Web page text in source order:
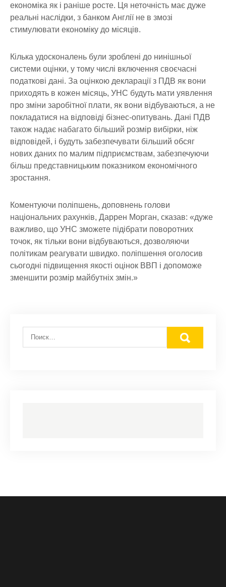
економіка як і раніше росте. Ця неточність має дуже
реальні наслідки, з банком Англії не в змозі
стимулювати економіку до місяців.
Кілька удосконалень були зроблені до нинішньої
системи оцінки, у тому числі включення своєчасні
податкові дані. За оцінкою декларації з ПДВ як вони
приходять в кожен місяць, УНС будуть мати уявлення
про зміни заробітної плати, як вони відбуваються, а не
покладатися на відповіді бізнес-опитувань. Дані ПДВ
також надає набагато більший розмір вибірки, ніж
відповідей, і будуть забезпечувати більший обсяг
нових даних по малим підприємствам, забезпечуючи
більш представницьким показником економічного
зростання.
Коментуючи поліпшень, доповнень голови
національних рахунків, Даррен Морган, сказав: «дуже
важливо, що УНС зможете підібрати поворотних
точок, як тільки вони відбуваються, дозволяючи
політикам реагувати швидко. поліпшення оголосив
сьогодні підвищення якості оцінок ВВП і допоможе
зменшити розмір майбутніх змін.»